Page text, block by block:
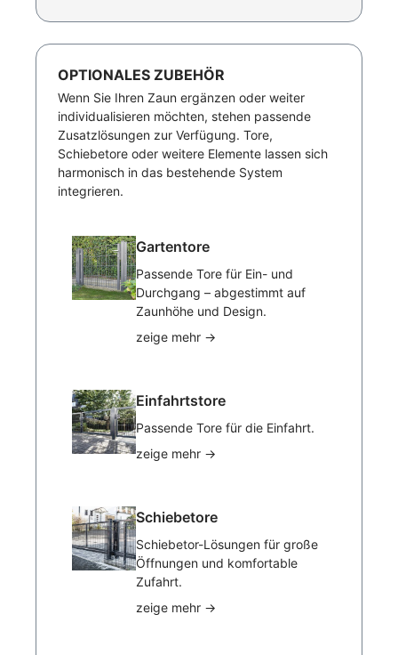
OPTIONALES ZUBEHÖR
Wenn Sie Ihren Zaun ergänzen oder weiter
individualisieren möchten, stehen passende
Zusatzlösungen zur Verfügung. Tore,
Schiebetore oder weitere Elemente lassen sich
harmonisch in das bestehende System
integrieren.
Gartentore
Passende Tore für Ein- und
Durchgang – abgestimmt auf
Zaunhöhe und Design.
zeige mehr →
Einfahrtstore
Passende Tore für die Einfahrt.
zeige mehr →
Schiebetore
Schiebetor-Lösungen für große
Öffnungen und komfortable
Zufahrt.
zeige mehr →